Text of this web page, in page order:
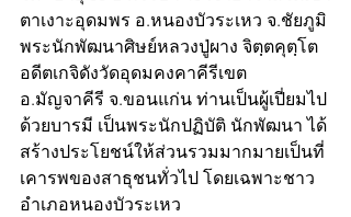
ตาเงาะอุดมพร อ.หนองบัวระเหว จ.ชัยภูมิ
พระนักพัฒนาศิษย์หลวงปู่ผาง จิตฺตคุตฺโต
อดีตเกจิดังวัดอุดมคงคาคีรีเขต
อ.มัญจาคีรี จ.ขอนแก่น ท่านเป็นผู้เปี่ยมไป
ด้วยบารมี เป็นพระนักปฏิบัติ นักพัฒนา ได้
สร้างประโยชน์ให้ส่วนรวมมากมายเป็นที่
เคารพของสาธุชนทั่วไป โดยเฉพาะชาว
อำเภอหนองบัวระเหว